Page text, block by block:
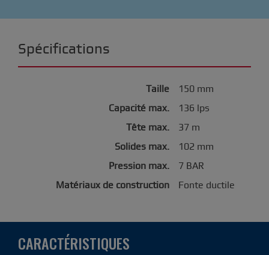
Spécifications
Taille
150 mm
Capacité max.
136 lps
Tête max.
37 m
Solides max.
102 mm
Pression max.
7 BAR
Matériaux de construction
Fonte ductile
CARACTÉRISTIQUES